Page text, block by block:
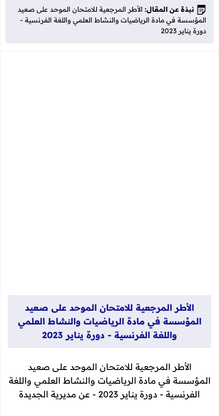
نبذة عن المقال: الأطر المرجعية للامتحان الموحد على صعيد
المؤسسة في مادة الرياضيات والنشاط العلمي واللغة الفرنسية -
دورة يناير 2023
الأطر المرجعية للامتحان الموحد على صعيد
المؤسسة في مادة الرياضيات والنشاط العلمي
واللغة الفرنسية - دورة يناير 2023
الأطر المرجعية للامتحان الموحد على صعيد
المؤسسة في مادة الرياضيات والنشاط العلمي واللغة
الفرنسية - دورة يناير 2023 - عن مديرية الجديدة